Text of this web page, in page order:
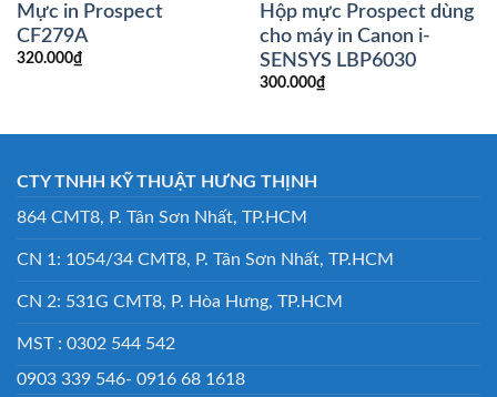
Mực in Prospect
CF279A
320.000₫
Hộp mực Prospect dùng
cho máy in Canon i-
SENSYS LBP6030
300.000₫
CTY TNHH KỸ THUẬT HƯNG THỊNH
864 CMT8, P. Tân Sơn Nhất, TP.HCM
CN 1: 1054/34 CMT8, P. Tân Sơn Nhất, TP.HCM
CN 2: 531G CMT8, P. Hòa Hưng, TP.HCM
MST : 0302 544 542
0903 339 546- 0916 68 1618